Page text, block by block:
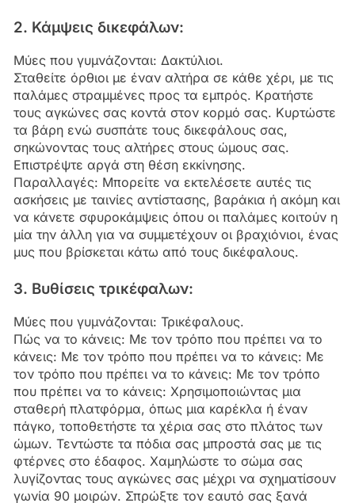
2. Κάμψεις δικεφάλων:
Μύες που γυμνάζονται: Δακτύλιοι.
Σταθείτε όρθιοι με έναν αλτήρα σε κάθε χέρι, με τις
παλάμες στραμμένες προς τα εμπρός. Κρατήστε
τους αγκώνες σας κοντά στον κορμό σας. Κυρτώστε
τα βάρη ενώ συσπάτε τους δικεφάλους σας,
σηκώνοντας τους αλτήρες στους ώμους σας.
Επιστρέψτε αργά στη θέση εκκίνησης.
Παραλλαγές: Μπορείτε να εκτελέσετε αυτές τις
ασκήσεις με ταινίες αντίστασης, βαράκια ή ακόμη και
να κάνετε σφυροκάμψεις όπου οι παλάμες κοιτούν η
μία την άλλη για να συμμετέχουν οι βραχιόνιοι, ένας
μυς που βρίσκεται κάτω από τους δικέφαλους.
3. Βυθίσεις τρικέφαλων:
Μύες που γυμνάζονται: Τρικέφαλους.
Πώς να το κάνεις: Με τον τρόπο που πρέπει να το
κάνεις: Με τον τρόπο που πρέπει να το κάνεις: Με
τον τρόπο που πρέπει να το κάνεις: Με τον τρόπο
που πρέπει να το κάνεις: Χρησιμοποιώντας μια
σταθερή πλατφόρμα, όπως μια καρέκλα ή έναν
πάγκο, τοποθετήστε τα χέρια σας στο πλάτος των
ώμων. Τεντώστε τα πόδια σας μπροστά σας με τις
φτέρνες στο έδαφος. Χαμηλώστε το σώμα σας
λυγίζοντας τους αγκώνες σας μέχρι να σχηματίσουν
γωνία 90 μοιρών. Σπρώξτε τον εαυτό σας ξανά